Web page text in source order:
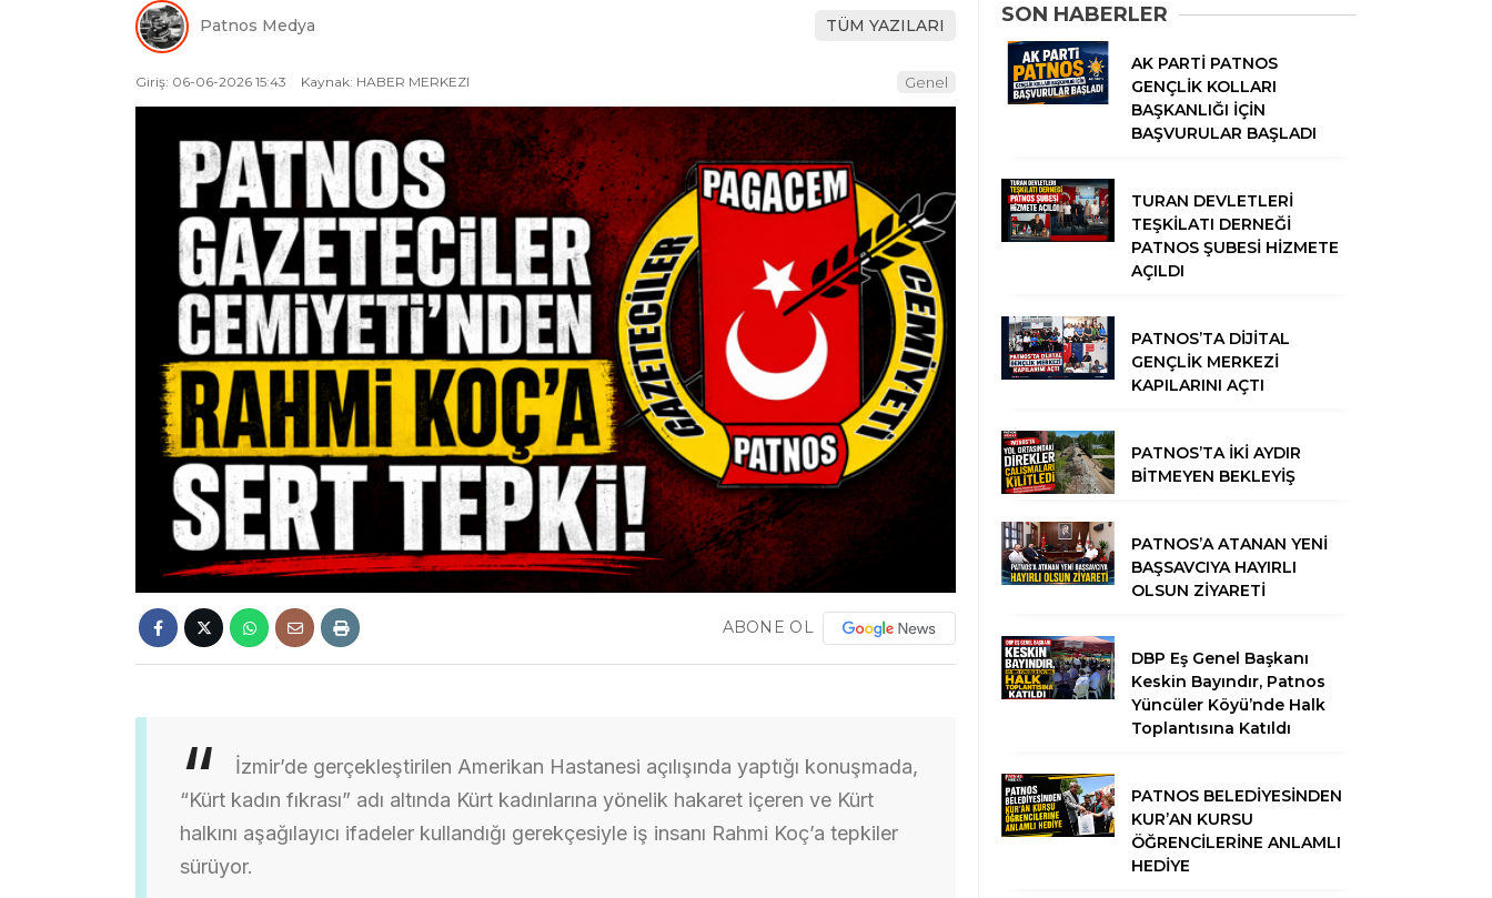
Patnos Medya TÜM YAZILARI
Giriş: 06-06-2026 15:43 Kaynak: HABER MERKEZI Genel
ABONE OL
İzmir’de gerçekleştirilen Amerikan Hastanesi açılışında yaptığı konuşmada,
“Kürt kadın fıkrası” adı altında Kürt kadınlarına yönelik hakaret içeren ve Kürt
halkını aşağılayıcı ifadeler kullandığı gerekçesiyle iş insanı Rahmi Koç’a tepkiler
sürüyor.
SON HABERLER
AK PARTİ PATNOS
GENÇLİK KOLLARI
BAŞKANLIĞI İÇİN
BAŞVURULAR BAŞLADI
TURAN DEVLETLERİ
TEŞKİLATI DERNEĞİ
PATNOS ŞUBESİ HİZMETE
AÇILDI
PATNOS’TA DİJİTAL
GENÇLİK MERKEZİ
KAPILARINI AÇTI
PATNOS’TA İKİ AYDIR
BİTMEYEN BEKLEYİŞ
PATNOS’A ATANAN YENİ
BAŞSAVCIYA HAYIRLI
OLSUN ZİYARETİ
DBP Eş Genel Başkanı
Keskin Bayındır, Patnos
Yüncüler Köyü’nde Halk
Toplantısına Katıldı
PATNOS BELEDİYESİNDEN
KUR’AN KURSU
ÖĞRENCİLERİNE ANLAMLI
HEDİYE